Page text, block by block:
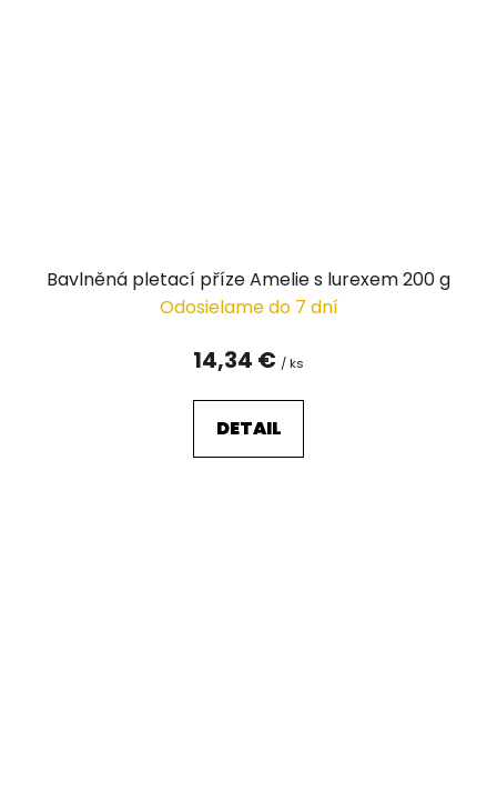
Bavlněná pletací příze Amelie s lurexem 200 g
Odosielame do 7 dní
14,34 € / ks
DETAIL